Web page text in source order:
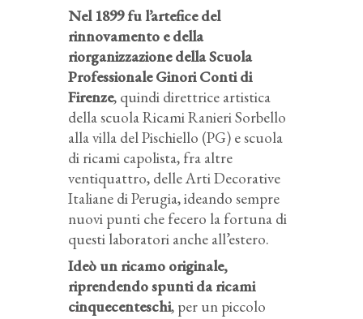
Nel 1899 fu l’artefice del
rinnovamento e della
riorganizzazione della Scuola
Professionale Ginori Conti di
Firenze, quindi direttrice artistica
della scuola Ricami Ranieri Sorbello
alla villa del Pischiello (PG) e scuola
di ricami capolista, fra altre
ventiquattro, delle Arti Decorative
Italiane di Perugia, ideando sempre
nuovi punti che fecero la fortuna di
questi laboratori anche all’estero.
Ideò un ricamo originale,
riprendendo spunti da ricami
cinquecenteschi, per un piccolo